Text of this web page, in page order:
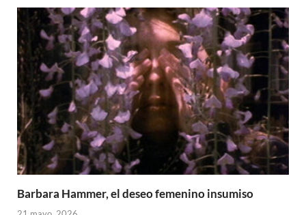
Barbara Hammer, el deseo femenino insumiso